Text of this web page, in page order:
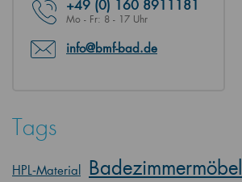
+49 (0) 160 8911181
Mo - Fr: 8 - 17 Uhr
info@bmf-bad.de
Tags
HPL‑Material Badezimmermöbel